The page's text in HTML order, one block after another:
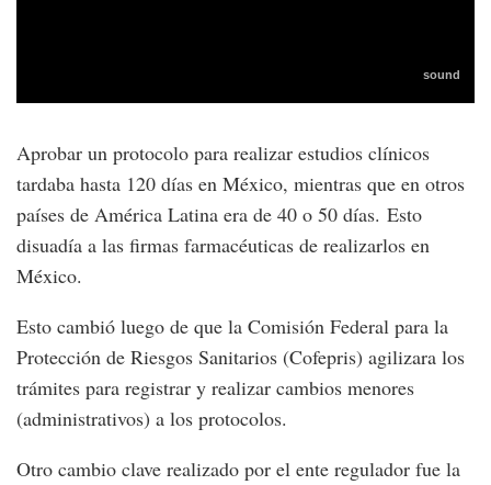
Aprobar un protocolo para realizar estudios clínicos
tardaba hasta 120 días en México, mientras que en otros
países de América Latina era de 40 o 50 días. Esto
disuadía a las firmas farmacéuticas de realizarlos en
México.
Esto cambió luego de que la Comisión Federal para la
Protección de Riesgos Sanitarios (Cofepris) agilizara los
trámites para registrar y realizar cambios menores
(administrativos) a los protocolos.
Otro cambio clave realizado por el ente regulador fue la